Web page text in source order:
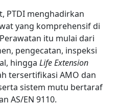
PTDI menghadirkan
yang komprehensif di
itu mulai dari
pengecatan, inspeksi
hingga Life Extension
tersertifikasi AMO dan
sistem mutu bertaraf
AS/EN 9110.